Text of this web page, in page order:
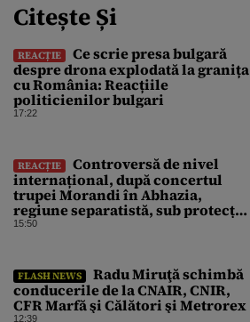
Citește Și
REACȚIE
Ce scrie presa bulgară
despre drona explodată la granița
cu România: Reacțiile
politicienilor bulgari
17:22
REACȚIE
Controversă de nivel
internațional, după concertul
trupei Morandi în Abhazia,
regiune separatistă, sub protecția
Rusiei
15:50
FLASH NEWS
Radu Miruţă schimbă
conducerile de la CNAIR, CNIR,
CFR Marfă şi Călători şi Metrorex
12:39